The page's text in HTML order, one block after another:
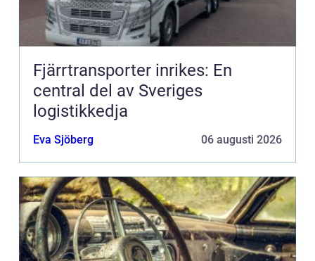
Fjärrtransporter inrikes: En
central del av Sveriges
logistikkedja
Eva Sjöberg 06 augusti 2026